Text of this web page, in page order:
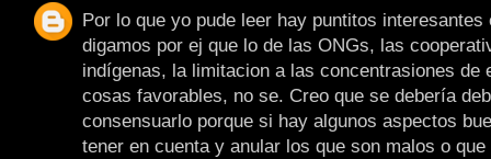
Por lo que yo pude leer hay puntitos interesantes
digamos por ej que lo de las ONGs, las
indígenas, la limitacion a las concentrasiones de
cosas favorables, no se. Creo que se debería
consensuarlo porque si hay algunos aspectos
tener en cuenta y anular los que son malos o